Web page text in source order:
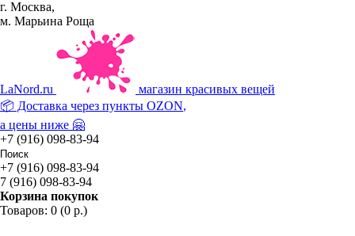
г. Москва,
м. Марьина Роща
LaNord.ru
магазин красивых вещей
📦 Доставка через пункты OZON,
а цены ниже 🤗
+7 (916) 098-83-94
+7 (916) 098-83-94
7 (916) 098-83-94
Корзина покупок
Товаров: 0 (0 р.)